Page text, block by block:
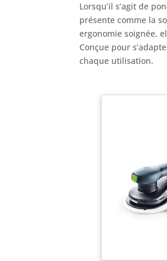
Lorsqu’il s’agit de
présente comme la
ergonomie soignée,
Conçue pour
chaque utilisation.